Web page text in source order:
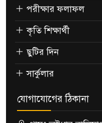
পরীক্ষার ফলাফল
কৃতি শিক্ষার্থী
ছুটির দিন
সার্কুলার
যোগাযোগের ঠিকানা